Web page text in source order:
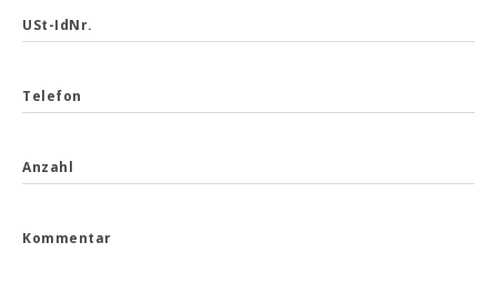
USt-IdNr.
Telefon
Anzahl
Kommentar